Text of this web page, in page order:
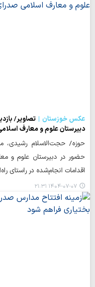
عکس خوزستان
تصاویر/
دبیرستان علوم و معارف
حوزه/ حجت‌الاسلام رشیدی،
حضور در دبیرستان علوم و
اقدامات انجام‌شده در راستای
۱۴۰۴-۰۷-۰۷ ۲۱:۳۱